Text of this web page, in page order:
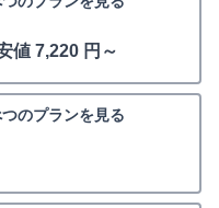
値 7,220 円～
のプランを見る